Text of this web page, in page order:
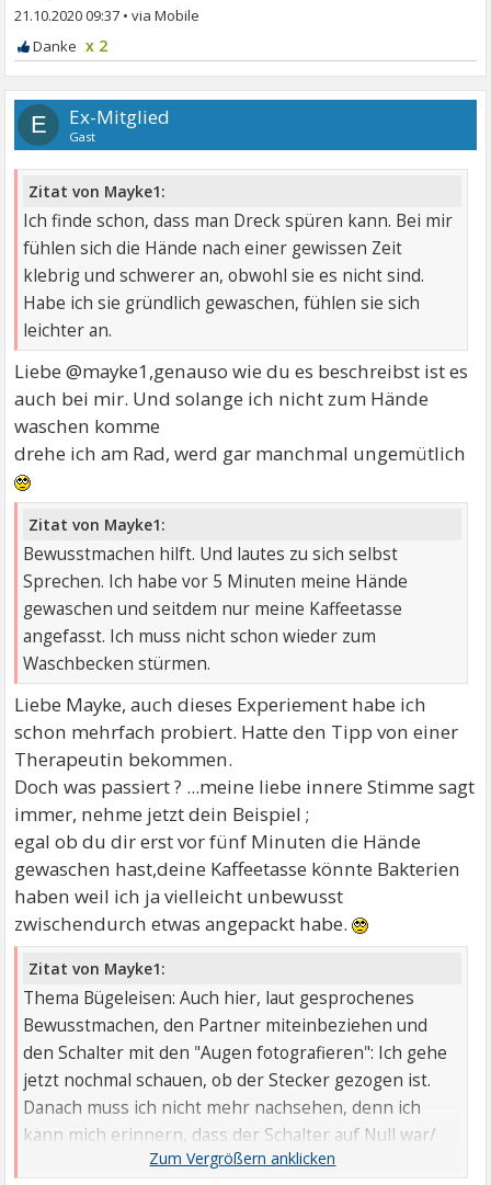
21.10.2020 09:37 •
x 2
E Ex-Mitglied
Gast
Zitat von Mayke1:
Ich finde schon, dass man Dreck spüren kann. Bei mir
fühlen sich die Hände nach einer gewissen Zeit
klebrig und schwerer an, obwohl sie es nicht sind.
Habe ich sie gründlich gewaschen, fühlen sie sich
leichter an.
Liebe @mayke1,genauso wie du es beschreibst ist es
auch bei mir. Und solange ich nicht zum Hände
waschen komme
drehe ich am Rad, werd gar manchmal ungemütlich
Zitat von Mayke1:
Bewusstmachen hilft. Und lautes zu sich selbst
Sprechen. Ich habe vor 5 Minuten meine Hände
gewaschen und seitdem nur meine Kaffeetasse
angefasst. Ich muss nicht schon wieder zum
Waschbecken stürmen.
Liebe Mayke, auch dieses Experiement habe ich
schon mehrfach probiert. Hatte den Tipp von einer
Therapeutin bekommen.
Doch was passiert ? ...meine liebe innere Stimme sagt
immer, nehme jetzt dein Beispiel ;
egal ob du dir erst vor fünf Minuten die Hände
gewaschen hast,deine Kaffeetasse könnte Bakterien
haben weil ich ja vielleicht unbewusst
zwischendurch etwas angepackt habe.
Zitat von Mayke1:
Thema Bügeleisen: Auch hier, laut gesprochenes
Bewusstmachen, den Partner miteinbeziehen und
den Schalter mit den "Augen fotografieren": Ich gehe
jetzt nochmal schauen, ob der Stecker gezogen ist.
Danach muss ich nicht mehr nachsehen, denn ich
kann mich erinnern, dass der Schalter auf Null war/
der Stecker gezogen war, denn er baumelt herunter